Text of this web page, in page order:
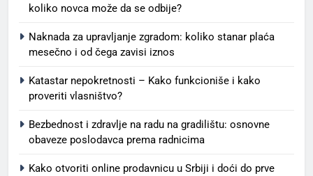
koliko novca može da se odbije?
Naknada za upravljanje zgradom: koliko stanar plaća
mesečno i od čega zavisi iznos
Katastar nepokretnosti – Kako funkcioniše i kako
proveriti vlasništvo?
Bezbednost i zdravlje na radu na gradilištu: osnovne
obaveze poslodavca prema radnicima
Kako otvoriti online prodavnicu u Srbiji i doći do prve